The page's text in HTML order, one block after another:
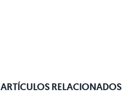
ARTÍCULOS RELACIONADOS